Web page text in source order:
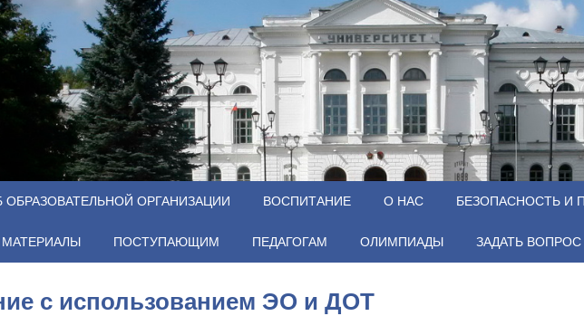
ОБРАЗОВАТЕЛЬНОЙ ОРГАНИЗАЦИИ ВОСПИТАНИЕ О НАС БЕЗОПАСНОСТЬ И
ПОСТУПАЮЩИМ ПЕДАГОГАМ ОЛИМПИАДЫ ЗАДАТЬ ВОПРОС
с использованием ЭО и ДОТ